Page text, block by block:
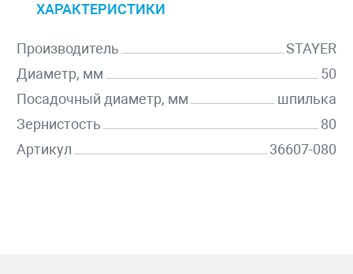
ХАРАКТЕРИСТИКИ
Производитель
STAYER
Диаметр, мм
50
Посадочный диаметр, мм
шпилька
Зернистость
80
Артикул
36607-080